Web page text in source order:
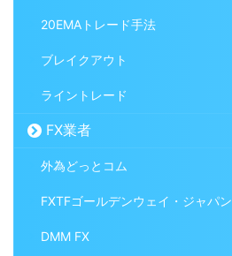
20EMAトレード手法
ブレイクアウト
ライントレード
FX業者
外為どっとコム
FXTFゴールデンウェイ・ジャパン
DMM FX